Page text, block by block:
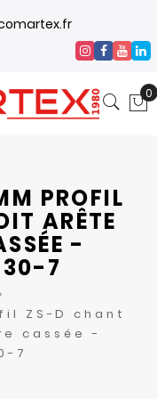
0
PROFIL
ARÊTE
-
30-7
ZS-D chant
cassée -
7